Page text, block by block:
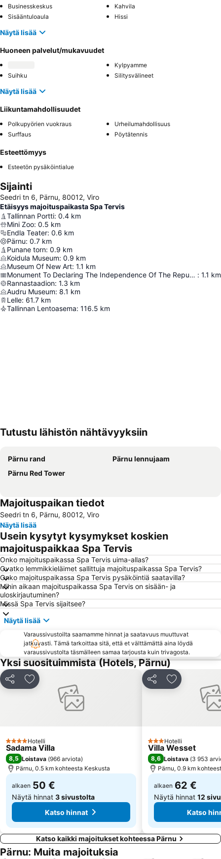
Businesskeskus
Kahvila
Sisääntuloaula
Hissi
Näytä lisää
Huoneen palvelut/mukavuudet
Kylpyamme
Suihku
Silitysvälineet
Näytä lisää
Liikuntamahdollisuudet
Polkupyörien vuokraus
Urheilumahdollisuus
Surffaus
Pöytätennis
Esteettömyys
Esteetön pysäköintialue
Sijainti
Seedri tn 6, Pärnu, 80012, Viro
Etäisyys majoituspaikasta Spa Tervis
Tallinnan Portti: 0.4 km
Mini Zoo: 0.5 km
Endla Teater: 0.6 km
Pärnu: 0.7 km
Punane torn: 0.9 km
Koidula Museum: 0.9 km
Museum Of New Art: 1.1 km
Monument To Declaring The Independence Of The Republic Of Estonia : 1.1 km
Rannastaadion: 1.3 km
Audru Museum: 8.1 km
Lelle: 61.7 km
Tallinnan Lentoasema: 116.5 km
Tutustu lähistön nähtävyyksiin
Pärnu rand
Pärnu lennujaam
Pärnu Red Tower
Majoituspaikan tiedot
Seedri tn 6, Pärnu, 80012, Viro
Näytä lisää
Usein kysytyt kysymykset koskien
majoituspaikkaa Spa Tervis
Onko majoituspaikassa Spa Tervis uima-allas?
Ovatko lemmikkieläimet sallittuja majoituspaikassa Spa Tervis?
Onko majoituspaikassa Spa Tervis pysäköintiä saatavilla?
Mihin aikaan majoituspaikassa Spa Tervis on sisään- ja
uloskirjautuminen?
Missä Spa Tervis sijaitsee?
Näytä lisää
Varaussivustoilta saamamme hinnat ja saatavuus muuttuvat
jatkuvasti. Tämä tarkoittaa sitä, että et välttämättä aina löydä
varaussivustolta täsmälleen samaa tarjousta kuin trivagosta.
Yksi suosituimmista (Hotels, Pärnu)
Jaa Lisää suosikkeihin
4 Tähtiluokitus
Hotelli
Sadama Villa
8,5 Loistava (966 arviota)
Pärnu, 0.5 km kohteesta Keskusta
alkaen 50 €
Näytä hinnat 3 sivustolta
Katso hinnat
Jaa Lisää
3 Tähtiluokitus
Hotelli
Villa Wesset
8,6 Loistava (3 953
Pärnu, 0.9 km
alkaen 62 €
Näytä hinnat 12
Katso
Katso kaikki majoitukset kohteessa Pärnu
Pärnu: Muita majoituksia